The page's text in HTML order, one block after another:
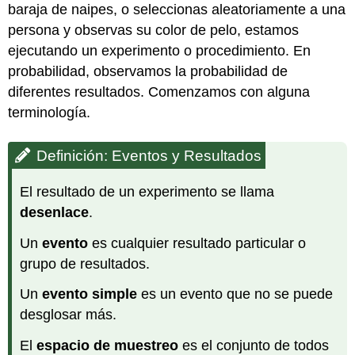
baraja de naipes, o seleccionas aleatoriamente a una
persona y observas su color de pelo, estamos
ejecutando un experimento o procedimiento. En
probabilidad, observamos la probabilidad de
diferentes resultados. Comenzamos con alguna
terminología.
Definición: Eventos y Resultados
El resultado de un experimento se llama
desenlace.
Unevento es cualquier resultado particular o
grupo de resultados.
Unevento simple es un evento que no se puede
desglosar más.
Elespacio de muestreo es el conjunto de todos